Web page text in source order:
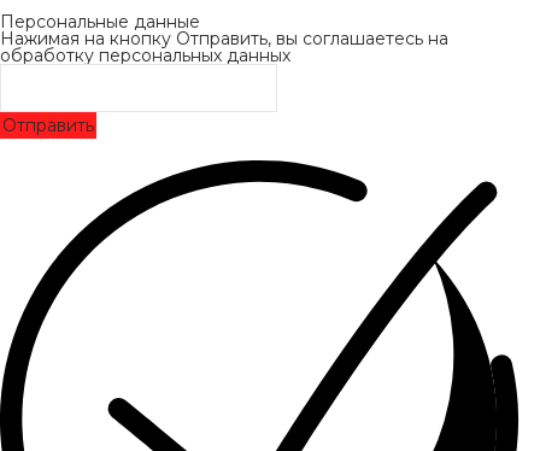
Персональные данные
Нажимая на кнопку Отправить, вы соглашаетесь на
обработку персональных данных
Отправить